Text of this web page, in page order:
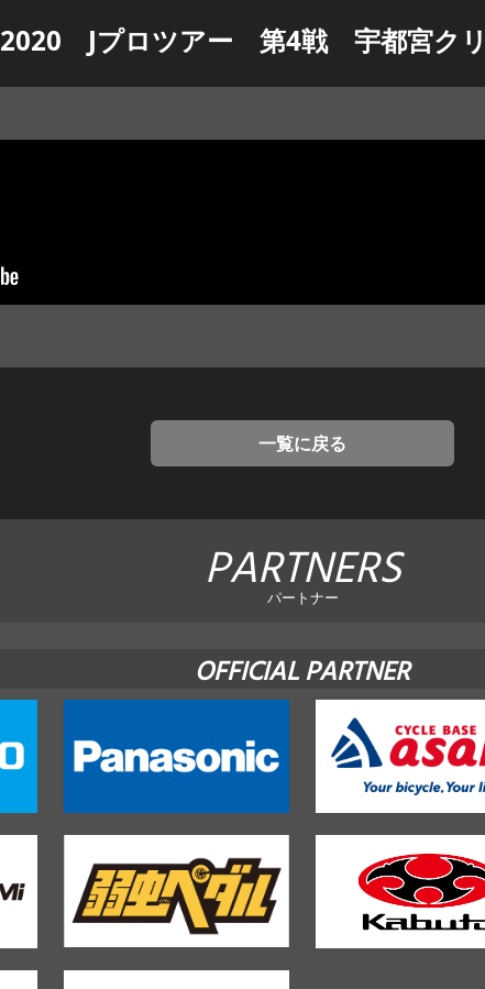
2020 Jプロツアー 第4戦 宇都宮ク
一覧に戻る
PARTNERS
パートナー
OFFICIAL PARTNER